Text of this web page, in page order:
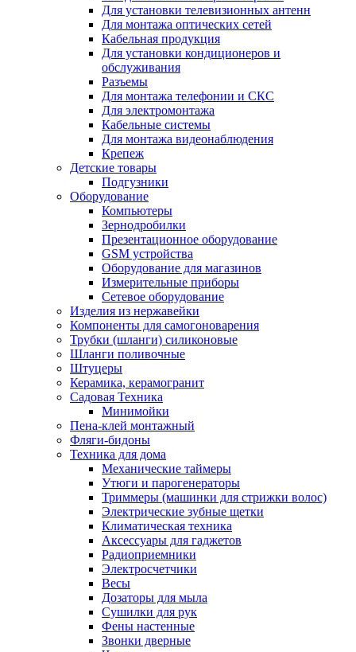
Для установки телевизионных антенн
Для монтажа оптических сетей
Кабельная продукция
Для установки кондиционеров и
обслуживания
Разъемы
Для монтажа телефонии и СКС
Для электромонтажа
Кабельные системы
Для монтажа видеонаблюдения
Крепеж
Детские товары
Подгузники
Оборудование
Компьютеры
Зернодробилки
Презентационное оборудование
GSM устройства
Оборудование для магазинов
Измерительные приборы
Сетевое оборудование
Изделия из нержавейки
Компоненты для самогоноварения
Трубки (шланги) силиконовые
Шланги поливочные
Штуцеры
Керамика, керамогранит
Садовая Техника
Минимойки
Пена-клей монтажный
Фляги-бидоны
Техника для дома
Механические таймеры
Утюги и парогенераторы
Триммеры (машинки для стрижки волос)
Электрические зубные щетки
Климатическая техника
Аксессуары для гаджетов
Радиоприемники
Электросчетчики
Весы
Дозаторы для мыла
Сушилки для рук
Фены настенные
Звонки дверные